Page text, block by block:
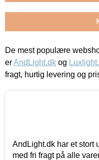
De mest populære
erAndLight.dk og
fragt, hurtig levering og
AndLight.dk har et stort
med fri fragt på alle